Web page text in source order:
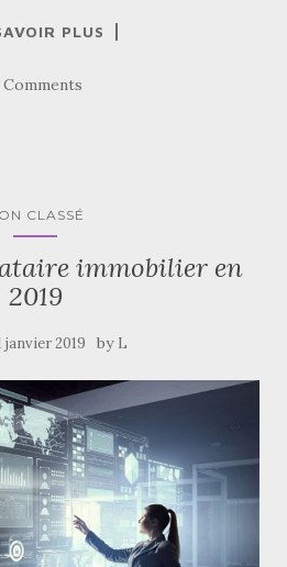
PLUS
CLASSÉ
immobilier en
2019
janvier 2019 by L